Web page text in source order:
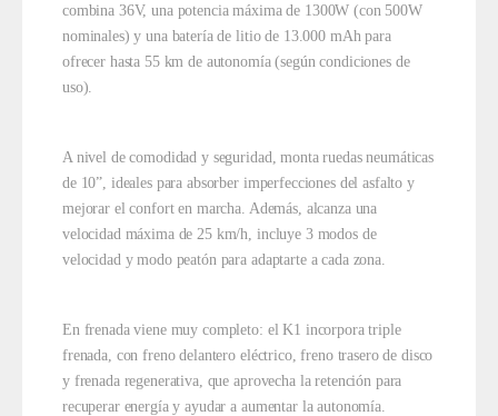
combina 36V, una potencia máxima de 1300W (con 500W
nominales) y una batería de litio de 13.000 mAh para
ofrecer hasta 55 km de autonomía (según condiciones de
uso).
A nivel de comodidad y seguridad, monta ruedas neumáticas
de 10”, ideales para absorber imperfecciones del asfalto y
mejorar el confort en marcha. Además, alcanza una
velocidad máxima de 25 km/h, incluye 3 modos de
velocidad y modo peatón para adaptarte a cada zona.
En frenada viene muy completo: el K1 incorpora triple
frenada, con freno delantero eléctrico, freno trasero de disco
y frenada regenerativa, que aprovecha la retención para
recuperar energía y ayudar a aumentar la autonomía.